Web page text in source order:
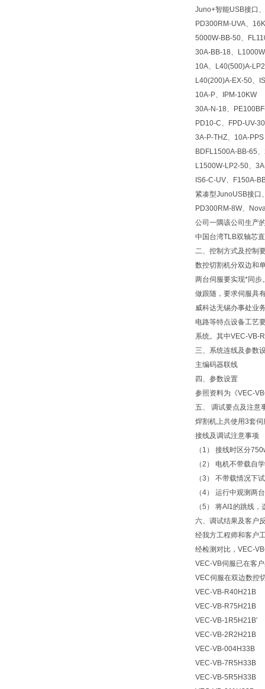
Juno+智能USB接口
PD300RM-UVA、
5000W-BB-50、
30A-BB-18、
10A、L40(500)A-
L40(200)A-EX-50、
10A-P、IPM-10KW
30A-N-18、
PD10-C、FPD-UV-
3A-P-THZ、10A-PPS
BDFL1500A-BB-65
L1500W-LP2-50、
IS6-C-UV、F150A-
紧凑型JunoUSB接口
PD300RM-8W、
公司一隅该公司生产
中国台湾TLB双轴芯
二、控制方式及控制
数控切割机分双边和
两台伺服要实现*同步
做跟随，要求伺服具
威科达无锡办事处业
电路等特点设备工艺
系统。其中VEC-VB-
三、系统连线及参数
主编码器联线
四、参数设置
参照资料为《VEC-
五、 调试要点及注意
焊割机上共使用3套
接线及调试注意事项
（1） 接线时区分
（2） 电机不带载自
（3） 不带载情况下
（4） 运行中观测两
（5） 将AI1的跳线
六、调试结果及客户
经我方工程师和客户
经检测对比，VEC-
VEC-VB伺服已在客
VEC伺服在双边数控
VEC-VB-R40H21B
VEC-VB-R75H21B
VEC-VB-1R5H21B'
VEC-VB-2R2H21B
VEC-VB-004H33B
VEC-VB-7R5H33B
VEC-VB-5R5H33B